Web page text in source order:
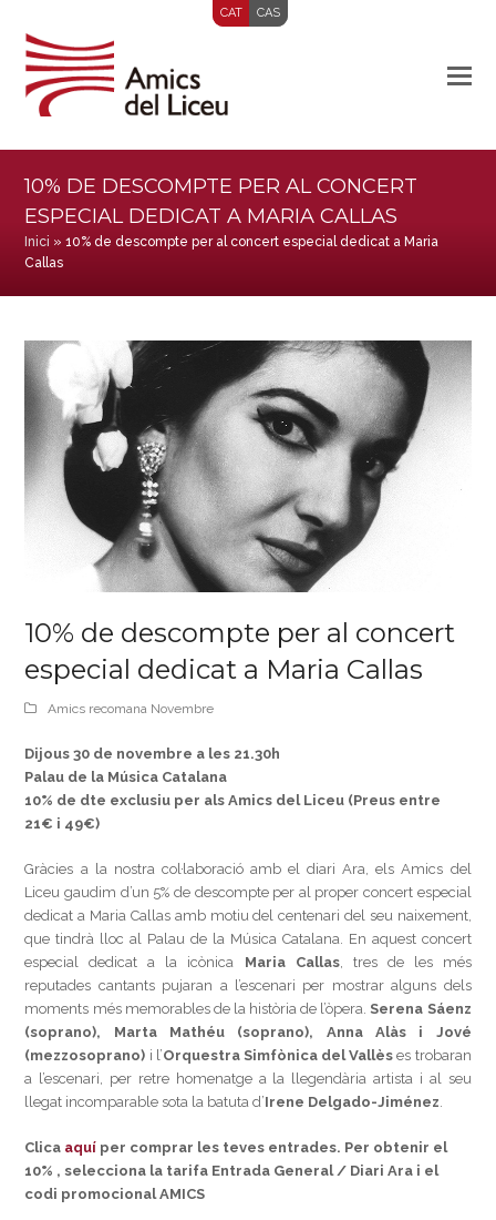
CAT CAS
10% DE DESCOMPTE PER AL CONCERT
ESPECIAL DEDICAT A MARIA CALLAS
Inici »10% de descompte per al concert especial dedicat a Maria
Callas
10% de descompte per al concert
especial dedicat a Maria Callas
Amics recomana Novembre
Dijous 30 de novembre a les 21.30h
Palau de la Música Catalana
10% de dte exclusiu per als Amics del Liceu (Preus entre
21€ i 49€)
Gràcies a la nostra col·laboració amb el diari Ara, els Amics del
Liceu gaudim d’un 5% de descompte per al proper concert especial
dedicat a Maria Callas amb motiu del centenari del seu naixement,
que tindrà lloc al Palau de la Música Catalana. En aquest concert
especial dedicat a la icònica Maria Callas, tres de les més
reputades cantants pujaran a l’escenari per mostrar alguns dels
moments més memorables de la història de l’òpera.Serena Sáenz
(soprano), Marta Mathéu (soprano), Anna Alàs i Jové
(mezzosoprano) i l’Orquestra Simfònica del Vallès es trobaran
a l’escenari, per retre homenatge a la llegendària artista i al seu
llegat incomparable sota la batuta d’Irene Delgado-Jiménez
Clica aquí per comprar les teves entrades. Per obtenir el
10% , selecciona la tarifa Entrada General / Diari Ara i el
codi promocional AMICS